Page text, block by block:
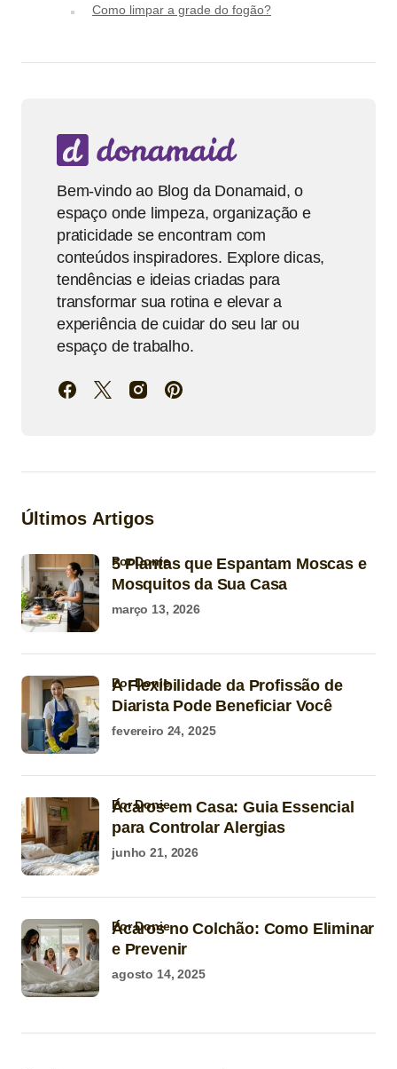
Como limpar a grade do fogão?
Bem-vindo ao Blog da Donamaid, o
espaço onde limpeza, organização e
praticidade se encontram com
conteúdos inspiradores. Explore dicas,
tendências e ideias criadas para
transformar sua rotina e elevar a
experiência de cuidar do seu lar ou
espaço de trabalho.
Últimos Artigos
5 Plantas que Espantam Moscas e
Mosquitos da Sua Casa
por Donie
março 13, 2026
A Flexibilidade da Profissão de
Diarista Pode Beneficiar Você
por Donie
fevereiro 24, 2025
Ácaros em Casa: Guia Essencial
para Controlar Alergias
por Donie
junho 21, 2026
Ácaros no Colchão: Como Eliminar
e Prevenir
por Donie
agosto 14, 2025